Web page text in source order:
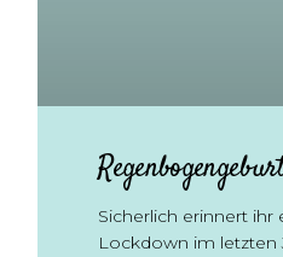
Sicherlich erinnert ihr
Lockdown im letzten